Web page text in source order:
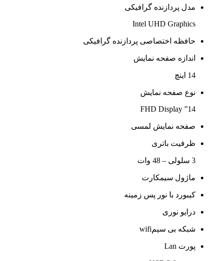
مدل پردازنده گرافیکی
Intel UHD Graphics
حافظه اختصاصی پردازنده گرافیکی
اندازه صفحه نمایش
14 اینچ
نوع صفحه نمایش
14” FHD Display
صفحه نمایش لمسی
ظرفیت باتری
3 سلولی – 48 وات
ماژول سیمکارت
کیبورد با نور پس زمینه
درایو نوری
شبکه بی سیمwifi
پورت Lan